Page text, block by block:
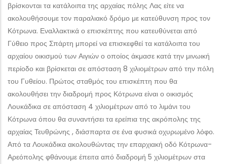
βρίσκονται τα κατάλοιπα της αρχαίας πόλης Λας είτε να
ακολουθήσουμε τον παραλιακό δρόμο με κατεύθυνση προς τον
Κότρωνα. Εναλλακτικά ο επισκέπτης που κατευθύνεται από
Γύθειο προς Σπάρτη μπορεί να επισκεφθεί τα κατάλοιπα του
αρχαίου οικισμού των Αιγιών ο οποίος άκμασε κατά την μινωική
περίοδο και βρίσκεται σε απόσταση 8 χιλιομέτρων από την πόλη
του Γυθείου. Πρώτος σταθμός του επισκέπτη που θα
ακολουθήσει την διαδρομή προς Κότρωνα είναι ο οικισμός
Λουκάδικα σε απόσταση 4 χιλιομέτρων από το λιμάνι του
Κότρωνα όπου θα συναντήσει τα ερείπια της ακρόπολης της
αρχαίας Τευθρώνης , διάσπαρτα σε ένα φυσικά οχυρωμένο λόφο.
Από τα Λουκάδικα ακολουθώντας την επαρχιακή οδό Κότρωνα-
Αρεόπολης φθάνουμε έπειτα από διαδρομή 5 χιλιομέτρων στα